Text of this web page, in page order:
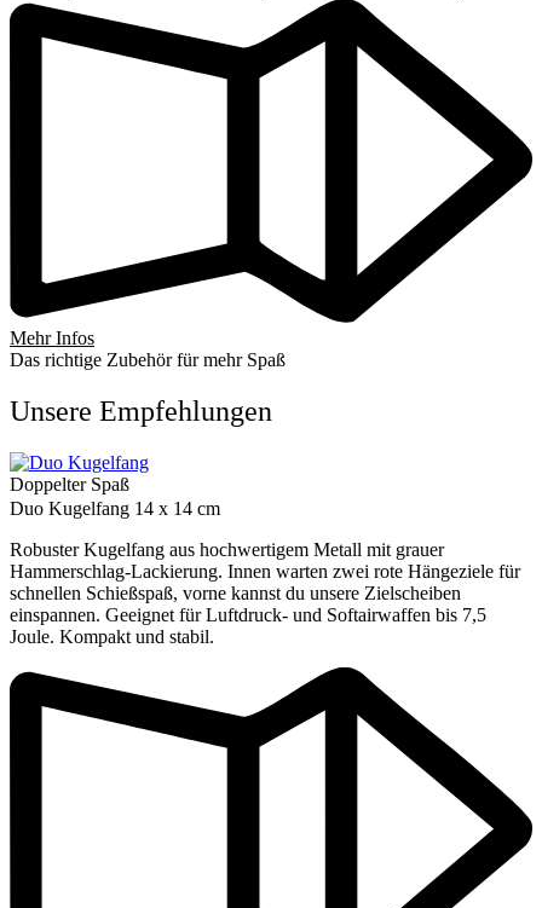
Mehr Infos
Das richtige Zubehör für mehr Spaß
Unsere Empfehlungen
Doppelter Spaß
Duo Kugelfang 14 x 14 cm
Robuster Kugelfang aus hochwertigem Metall mit grauer
Hammerschlag-Lackierung. Innen warten zwei rote Hängeziele für
schnellen Schießspaß, vorne kannst du unsere Zielscheiben
einspannen. Geeignet für Luftdruck- und Softairwaffen bis 7,5
Joule. Kompakt und stabil.